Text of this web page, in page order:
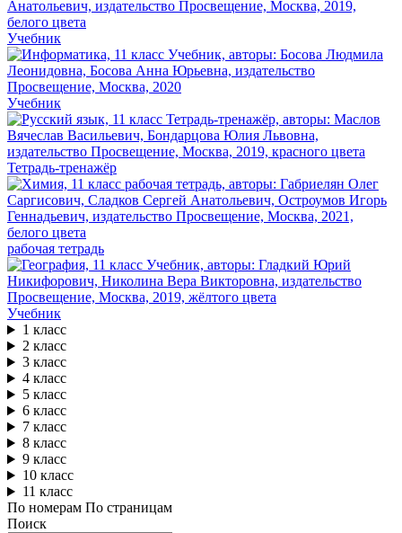
Учебник
Учебник
Тетрадь-тренажёр
рабочая тетрадь
Учебник
1 класс
2 класс
3 класс
4 класс
5 класс
6 класс
7 класс
8 класс
9 класс
10 класс
11 класс
По номерам По страницам
Поиск